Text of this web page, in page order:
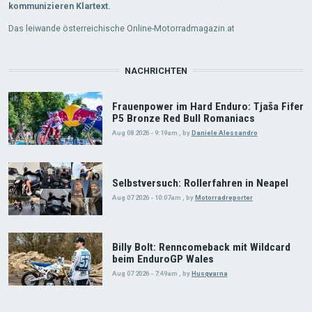
kommunizieren Klartext.
Das leiwande österreichische Online-Motorradmagazin.at
NACHRICHTEN
Frauenpower im Hard Enduro: Tjaša Fifer
P5 Bronze Red Bull Romaniacs
Aug 08 2026 - 9:19am , by Daniele Alessandro
Selbstversuch: Rollerfahren in Neapel
Aug 07 2026 - 10:07am byMotorradreporter
Billy Bolt: Renncomeback mit Wildcard
beim EnduroGP Wales
Aug 07 2026 - 7:49am byHusqvarna